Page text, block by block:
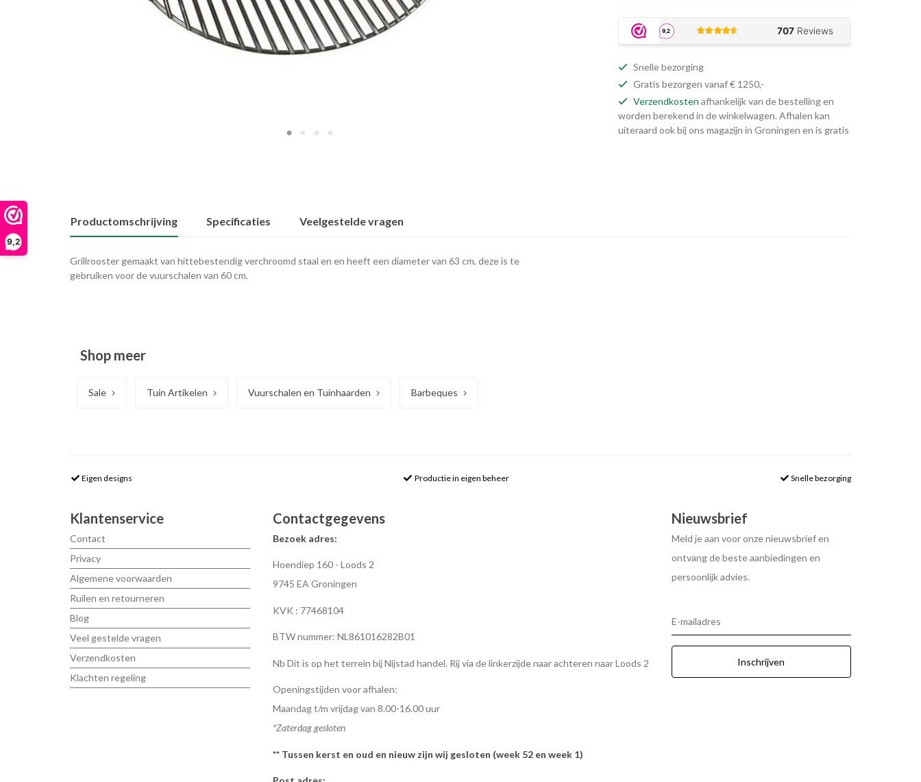
9,2
Snelle bezorging
Gratis bezorgen vanaf € 1250,-
Verzendkosten afhankelijk van de bestelling en
worden berekend in de winkelwagen. Afhalen kan
uiteraard ook bij ons magazijn in Groningen en is gratis
Productomschrijving Specificaties Veelgestelde vragen
Grillrooster gemaakt van hittebestendig verchroomd staal en en heeft een diameter van 63 cm, deze is te
gebruiken voor de vuurschalen van 60 cm.
Shop meer
Sale Tuin Artikelen Vuurschalen en Tuinhaarden Barbeques
Eigen designs Productie in eigen beheer Snelle bezorging
Klantenservice
Contact
Privacy
Algemene voorwaarden
Ruilen en retourneren
Blog
Veel gestelde vragen
Verzendkosten
Klachten regeling
Contactgegevens
Bezoek adres:
Hoendiep 160 - Loods 2
9745 EA Groningen
KVK : 77468104
BTW nummer: NL861016282B01
Nb Dit is op het terrein bij Nijstad handel. Rij via de linkerzijde naar achteren naar Loods 2
Openingstijden voor afhalen:
Maandag t/m vrijdag van 8.00-16.00 uur
*Zaterdag gesloten
** Tussen kerst en oud en nieuw zijn wij gesloten (week 52 en week 1)
Nieuwsbrief
Meld je aan voor onze nieuwsbrief en
ontvang de beste aanbiedingen en
persoonlijk advies.
E-mailadres
Inschrijven